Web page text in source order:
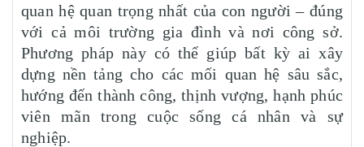
quan hệ quan trọng nhất của con người – đúng
với cả môi trường gia đình và nơi công sở.
Phương pháp này có thể giúp bất kỳ ai xây
dựng nền tảng cho các mối quan hệ sâu sắc,
hướng đến thành công, thịnh vượng, hạnh phúc
viên mãn trong cuộc sống cá nhân và sự
nghiệp.